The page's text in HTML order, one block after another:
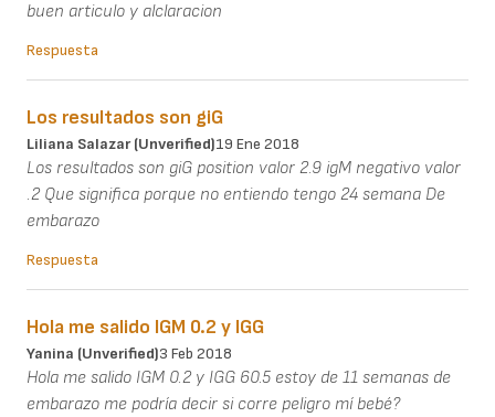
buen articulo y alclaracion
Respuesta
Los resultados son giG
Liliana Salazar (unverified)19 Ene 2018
Los resultados son giG position valor 2.9 igM negativo valor
.2 Que significa porque no entiendo tengo 24 semana De
embarazo
Respuesta
Hola me salido IGM 0.2 y IGG
Yanina (unverified)3 Feb 2018
Hola me salido IGM 0.2 y IGG 60.5 estoy de 11 semanas de
embarazo me podría decir si corre peligro mí bebé?